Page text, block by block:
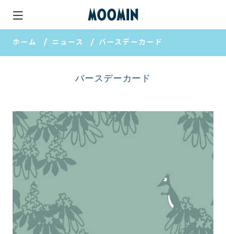
ホーム ニュース バースデーカード
バースデーカード